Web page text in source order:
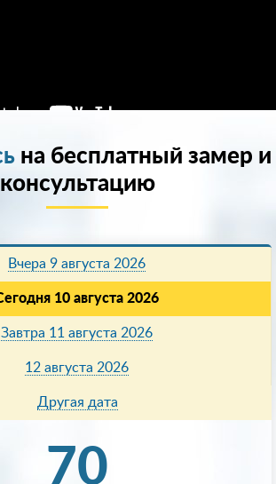
на бесплатный замер и
консультацию
Вчера 9 августа 2026
10 августа 2026
Завтра 11 августа 2026
12 августа 2026
Другая дата
70